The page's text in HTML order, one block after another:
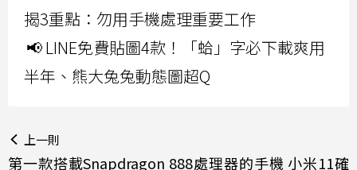
揭3重點：勿用手機處理重要工作
📢 LINE免費貼圖4款！「蛤」字必下載爽用
半年、熊大兔兔動態圖超Q
上一則
第一款搭載Snapdragon 888處理器的手機 小米11確